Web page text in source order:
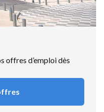
offres d’emploi dès